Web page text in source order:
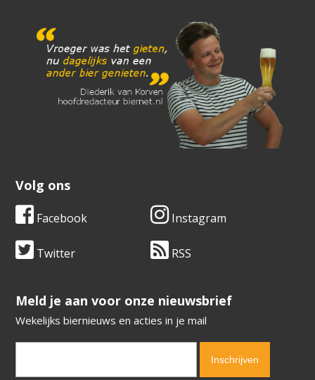
Volg ons
Facebook Instagram
Twitter RSS
​​​​​​​Meld je aan voor onze nieuwsbrief
Wekelijks biernieuws en acties in je mail